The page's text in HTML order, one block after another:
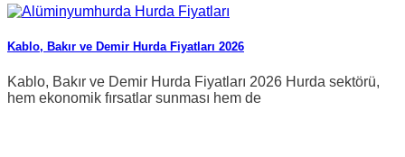
Kablo, Bakır ve Demir Hurda Fiyatları 2026
Kablo, Bakır ve Demir Hurda Fiyatları 2026 Hurda sektörü,
hem ekonomik fırsatlar sunması hem de